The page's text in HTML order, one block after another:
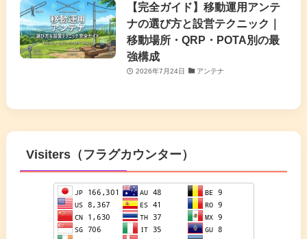
【完全ガイド】移動運用アンテ
ナの選び方と設営テクニック｜
移動場所・QRP・POTA別の最
強構成
2026年7月24日 アンテナ
Visiters（フラグカウンター）